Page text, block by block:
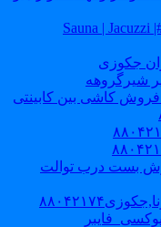
بست درب توالت